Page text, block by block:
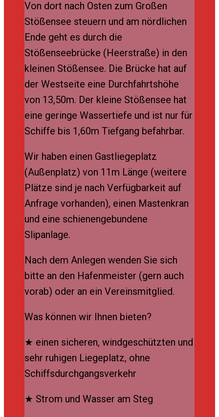
Von dort nach Osten zum Großen
Stößensee steuern und am nördlichen
Ende geht es durch die
Stößenseebrücke (Heerstraße) in den
kleinen Stößensee. Die Brücke hat auf
der Westseite eine Durchfahrtshöhe
von 13,50m. Der kleine Stößensee hat
eine geringe Wassertiefe und ist nur für
Schiffe bis 1,60m Tiefgang befahrbar.
Wir haben einen Gastliegeplatz
(Außenplatz) von 11m Länge (weitere
Plätze sind je nach Verfügbarkeit auf
Anfrage vorhanden), einen Mastenkran
und eine schienengebundene
Slipanlage.
Nach dem Anlegen wenden Sie sich
bitte an den Hafenmeister (gern auch
vorab) oder an ein Vereinsmitglied.
Was können wir Ihnen bieten?
★ einen sicheren, windgeschützten und
sehr ruhigen Liegeplatz, ohne
Schiffsdurchgangsverkehr
★ Strom und Wasser am Steg